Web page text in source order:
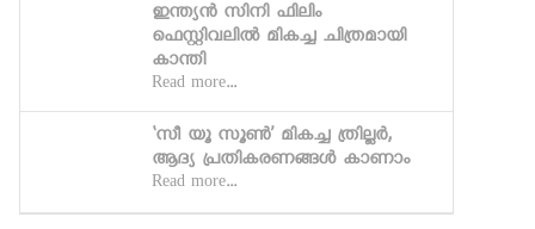
ഇന്ത്യന്‍ സിനി ഫിലിം
ഫെസ്റ്റിവലില്‍ മികച്ച ചിത്രമായി
കാന്തി
Read more...
‘സീ യൂ സൂണ്‍’ മികച്ച ത്രില്ലര്‍,
ആദ്യ പ്രതികരണങ്ങള്‍ കാണാം
Read more...